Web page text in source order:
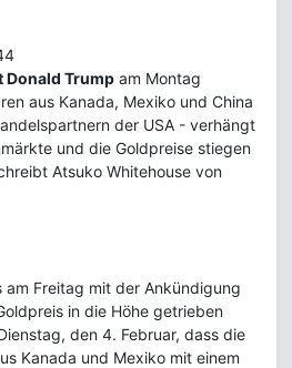
Donald Trump am Montag
aus Kanada, Mexiko und China
der USA - verhängt
und die Goldpreise stiegen
Atsuko Whitehouse von
Freitag mit der Ankündigung
in die Höhe getrieben
den 4. Februar, dass die
Kanada und Mexiko mit einem